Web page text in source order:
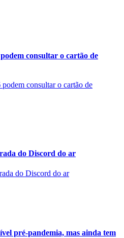
consultar o cartão de
do Discord do ar
pré-pandemia, mas ainda tem